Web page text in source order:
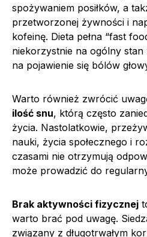
spożywaniem posiłków, a
przetworzonej żywności i
kofeinę. Dieta pełna “fast
niekorzystnie na ogólny
na pojawienie się bólów
Warto również zwrócić
ilość snu, którą często
życia. Nastolatkowie,
nauki, życia społecznego i
czasami nie otrzymują
może prowadzić do
Brak aktywności fizycznej
warto brać pod uwagę.
związany z długotrwałym